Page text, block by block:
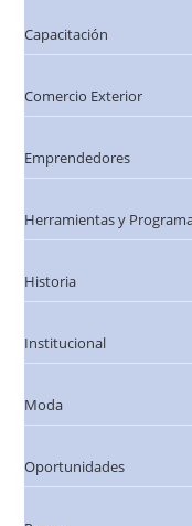
Capacitación
Comercio Exterior
Emprendedores
Herramientas y
Historia
Institucional
Moda
Oportunidades